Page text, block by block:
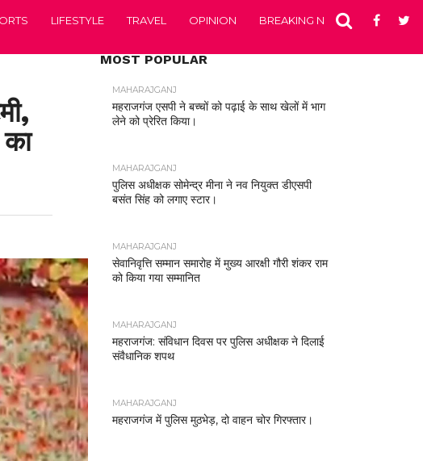
LIFESTYLE TRAVEL OPINION BREAKING NEWS
MOST POPULAR
MAHARAJGANJ
महराजगंज एसपी ने बच्चों को पढ़ाई के साथ खेलों में भाग
लेने को प्रेरित किया।
MAHARAJGANJ
पुलिस अधीक्षक सोमेन्द्र मीना ने नव नियुक्त डीएसपी
बसंत सिंह को लगाए स्टार।
MAHARAJGANJ
सेवानिवृत्ति सम्मान समारोह में मुख्य आरक्षी गौरी शंकर राम
को किया गया सम्मानित
MAHARAJGANJ
महराजगंज: संविधान दिवस पर पुलिस अधीक्षक ने दिलाई
संवैधानिक शपथ
MAHARAJGANJ
महराजगंज में पुलिस मुठभेड़, दो वाहन चोर गिरफ्तार।